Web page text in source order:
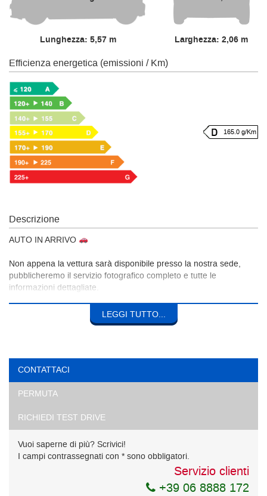
Lunghezza: 5,57 m Larghezza: 2,06 m
Efficienza energetica (emissioni / Km)
165.0 g/Km
Descrizione
AUTO IN ARRIVO
Non appena la vettura sarà disponibile presso la nostra sede,
pubblicheremo il servizio fotografico completo e tutte le
informazioni dettagliate.
Le targhe sono visibili per consentire al potenziale cliente di
effettuare ogni verifica in totale trasparenza.
LEGGI TUTTO...
CONTATTACI
PERMUTA
RICHIEDI TEST DRIVE
Vuoi saperne di più? Scrivici!
I campi contrassegnati con * sono obbligatori.
Servizio clienti
+39 06 8888 172